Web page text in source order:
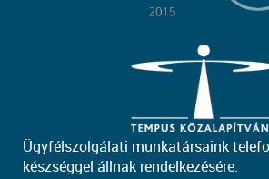
Ügyfélszolgálati munkatársaink
készséggel állnak rendelkezésére.